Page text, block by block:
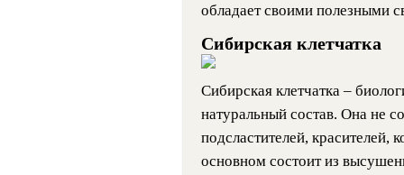
обладает своими полезными
Сибирская клетчатка
Сибирская клетчатка –
натуральный состав. Она не
подсластителей, красителей,
основном состоит из